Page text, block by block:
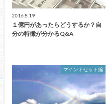
2016.8.19
１億円があったらどうするか？自
分の特徴が分かるQ&A
マインドセット編